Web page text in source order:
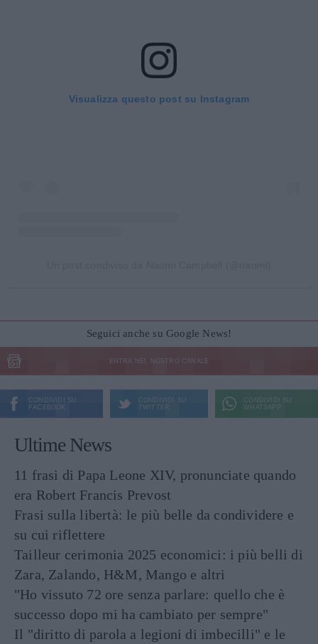
Visualizza questo post su Instagram
Seguici anche su Google News!
ENTRA NEL NOSTRO CANALE
CONDIVIDI SU
FACEBOOK
CONDIVIDI SU
TWITTER
CONDIVIDI SU
WHATSAPP
Ultime News
11 frasi di Papa Leone XIV, pronunciate quando
era Robert Francis Prevost
Frasi sulla libertà: le più belle da condividere e
su cui riflettere
Tailleur cerimonia 2025 economici: i più belli di
Zara, Zalando, H&M, Mango e altri
"Ho vissuto 72 ore senza parlare: quello che è
successo dopo mi ha cambiato per sempre"
Il "diritto di parola a legioni di imbecilli" e le